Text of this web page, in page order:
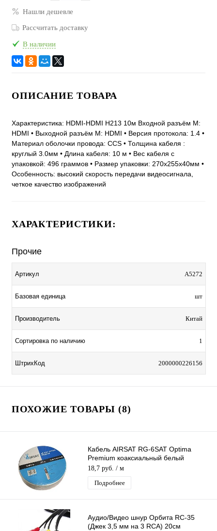
Нашли дешевле
Рассчитать доставку
В наличии
ОПИСАНИЕ ТОВАРА
Характеристика: HDMI-HDMI H213 10м Входной разъём M:
HDMI • Выходной разъём М: HDMI • Версия протокола: 1.4 •
Материал оболочки провода: CCS • Толщина кабеля :
круглый 3.0мм • Длина кабеля: 10 м • Вес кабеля с
упаковкой: 496 граммов • Размер упаковки: 270х255х40мм •
Особенность: высокий скорость передачи видеосигнала,
четкое качество изображений
ХАРАКТЕРИСТИКИ:
Прочие
Артикул A5272
Базовая единица шт
Производитель Китай
Сортировка по наличию 1
ШтрихКод 2000000226156
ПОХОЖИЕ ТОВАРЫ (8)
Кабель AIRSAT RG-6SAT Optima
Premium коаксиальный белый
оплётка 64*0,12 с красной полосой за
1м
18,7 руб. / м
Подробнее
Аудио/Видео шнур Орбита RC-35
(Джек 3,5 мм на 3 RCA) 20см